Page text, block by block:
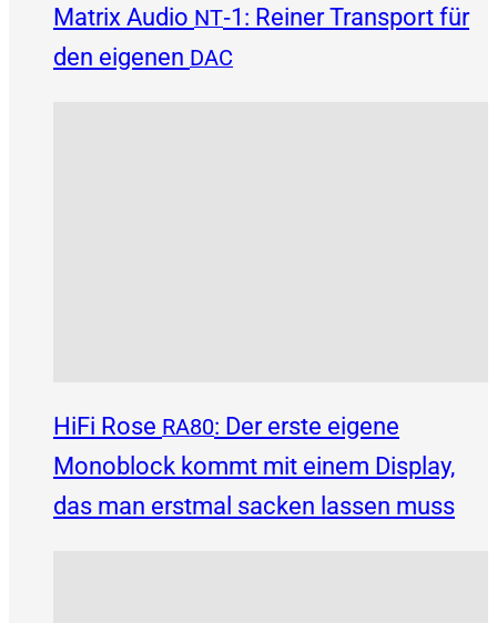
Matrix Audio NT‑1: Reiner Transport für
den eigenen DAC
HiFi Rose RA80: Der erste eigene
Monoblock kommt mit einem Display,
das man erstmal sacken lassen muss